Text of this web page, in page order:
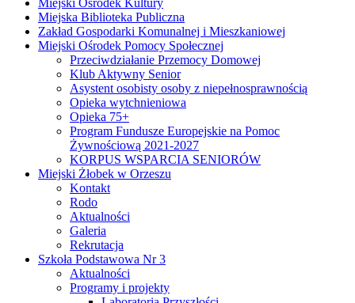
Miejski Ośrodek Kultury
Miejska Biblioteka Publiczna
Zakład Gospodarki Komunalnej i Mieszkaniowej
Miejski Ośrodek Pomocy Społecznej
Przeciwdziałanie Przemocy Domowej
Klub Aktywny Senior
Asystent osobisty osoby z niepełnosprawnością
Opieka wytchnieniowa
Opieka 75+
Program Fundusze Europejskie na Pomoc
Żywnościową 2021-2027
KORPUS WSPARCIA SENIORÓW
Miejski Żłobek w Orzeszu
Kontakt
Rodo
Aktualności
Galeria
Rekrutacja
Szkoła Podstawowa Nr 3
Aktualności
Programy i projekty